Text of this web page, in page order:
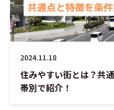
2024.11.18
住みやすい街とは？共
帯別で紹介！